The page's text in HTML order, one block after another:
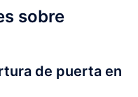
sobre
de puerta en